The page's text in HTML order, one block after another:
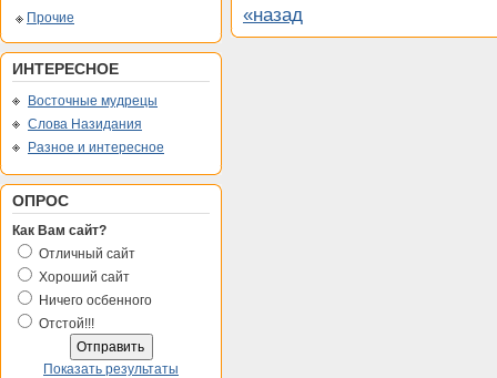
Прочие
ИНТЕРЕСНОЕ
Восточные мудрецы
Слова Назидания
Разное и интересное
ОПРОС
Как Вам сайт?
Отличный сайт
Хороший сайт
Ничего осбенного
Отстой!!!
Показать результаты
«назад